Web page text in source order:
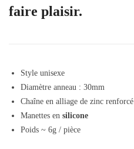
faire plaisir.
Style unisexe
Diamètre anneau : 30mm
Chaîne en alliage de zinc renforcé
Manettes en silicone
Poids ~ 6g / pièce